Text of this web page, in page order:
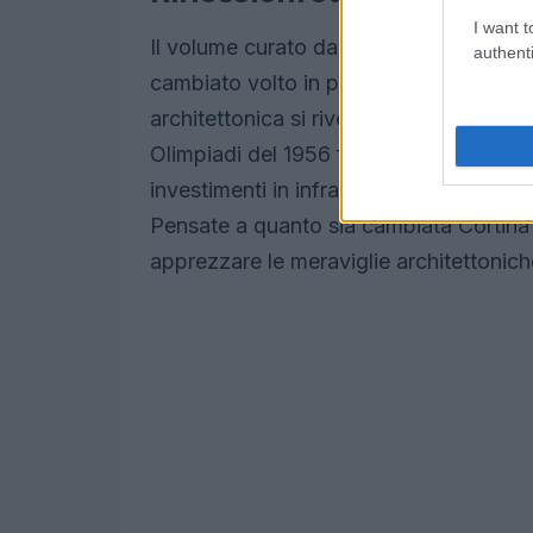
I want
Il volume curato da Eleonora De
cambiato volto in preparazione ai
architettonica si rivelò cruciale per
Olimpiadi del 1956 furono un vero e
investimenti in infrastrutture che
Pensate a quanto sia cambiata
apprezzare le meraviglie